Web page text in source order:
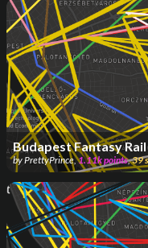
Budapest Fantasy
byPrettyPrince,1.11kpoints,39